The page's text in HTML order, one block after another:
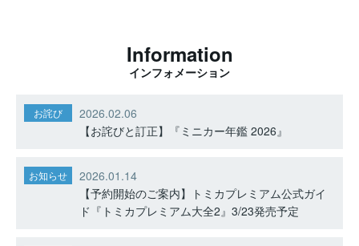
Information
インフォメーション
お詫び
2026.02.06
【お詫びと訂正】『ミニカー年鑑 2026』
お知らせ
2026.01.14
【予約開始のご案内】トミカプレミアム公式ガイ
ド『トミカプレミアム大全2』3/23発売予定